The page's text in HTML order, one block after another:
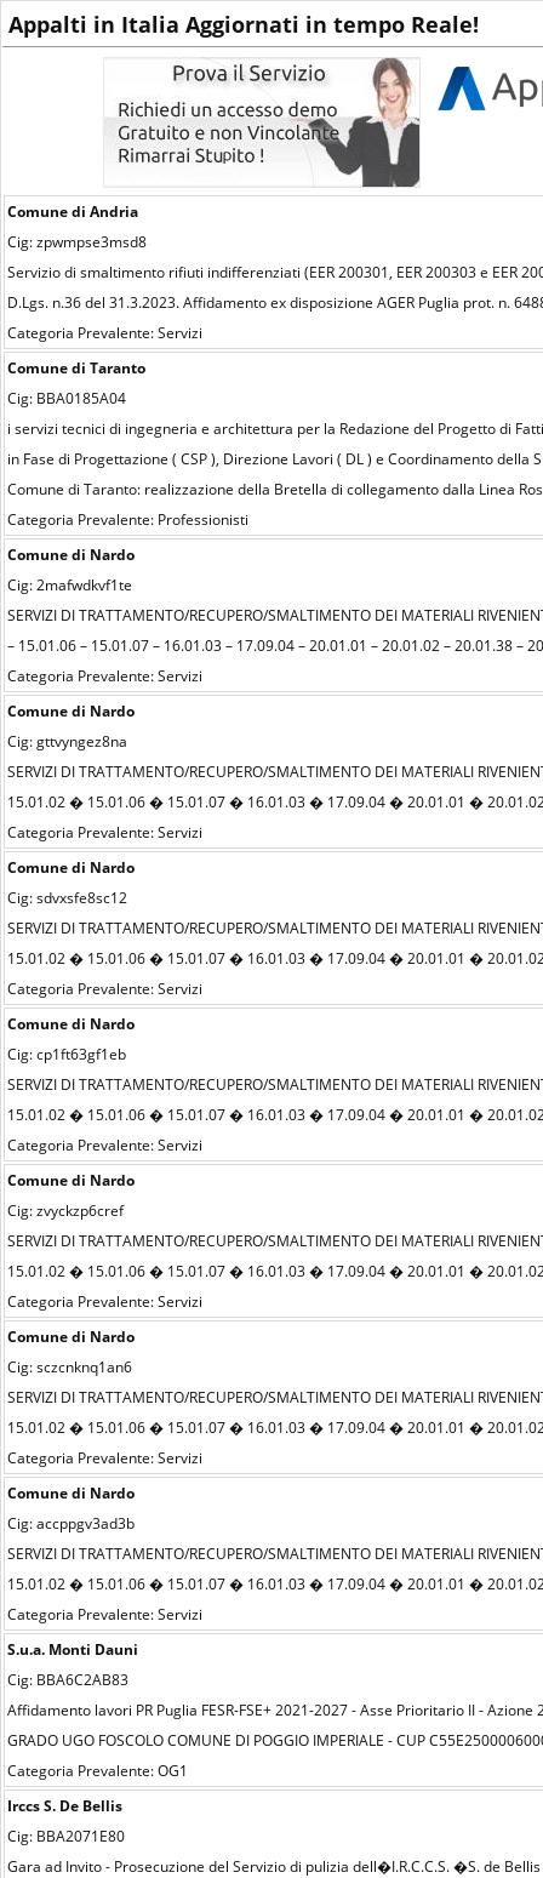
Appalti in Italia Aggiornati in tempo Reale!
Comune di Andria
Cig: zpwmpse3msd8
Servizio di smaltimento rifiuti indifferenziati (EER 200301, EER 200303 e EER
D.Lgs. n.36 del 31.3.2023. Affidamento ex disposizione AGER Puglia prot. n.
Categoria Prevalente: Servizi
Comune di Taranto
Cig: BBA0185A04
i servizi tecnici di ingegneria e architettura per la Redazione del Progetto di
in Fase di Progettazione ( CSP ), Direzione Lavori ( DL ) e Coordinamento
Comune di Taranto: realizzazione della Bretella di collegamento dalla Linea
Categoria Prevalente: Professionisti
Comune di Nardo
Cig: 2mafwdkvf1te
SERVIZI DI TRATTAMENTO/RECUPERO/SMALTIMENTO DEI MATERIALI
– 15.01.06 – 15.01.07 – 16.01.03 – 17.09.04 – 20.01.01 – 20.01.02 – 20.01.38 –
Categoria Prevalente: Servizi
Comune di Nardo
Cig: gttvyngez8na
SERVIZI DI TRATTAMENTO/RECUPERO/SMALTIMENTO DEI MATERIALI
15.01.02 � 15.01.06 � 15.01.07 � 16.01.03 � 17.09.04 � 20.01.01 �
Categoria Prevalente: Servizi
Comune di Nardo
Cig: sdvxsfe8sc12
SERVIZI DI TRATTAMENTO/RECUPERO/SMALTIMENTO DEI MATERIALI
15.01.02 � 15.01.06 � 15.01.07 � 16.01.03 � 17.09.04 � 20.01.01 �
Categoria Prevalente: Servizi
Comune di Nardo
Cig: cp1ft63gf1eb
SERVIZI DI TRATTAMENTO/RECUPERO/SMALTIMENTO DEI MATERIALI
15.01.02 � 15.01.06 � 15.01.07 � 16.01.03 � 17.09.04 � 20.01.01 �
Categoria Prevalente: Servizi
Comune di Nardo
Cig: zvyckzp6cref
SERVIZI DI TRATTAMENTO/RECUPERO/SMALTIMENTO DEI MATERIALI
15.01.02 � 15.01.06 � 15.01.07 � 16.01.03 � 17.09.04 � 20.01.01 �
Categoria Prevalente: Servizi
Comune di Nardo
Cig: sczcnknq1an6
SERVIZI DI TRATTAMENTO/RECUPERO/SMALTIMENTO DEI MATERIALI
15.01.02 � 15.01.06 � 15.01.07 � 16.01.03 � 17.09.04 � 20.01.01 �
Categoria Prevalente: Servizi
Comune di Nardo
Cig: accppgv3ad3b
SERVIZI DI TRATTAMENTO/RECUPERO/SMALTIMENTO DEI MATERIALI
15.01.02 � 15.01.06 � 15.01.07 � 16.01.03 � 17.09.04 � 20.01.01 �
Categoria Prevalente: Servizi
S.u.a. Monti Dauni
Cig: BBA6C2AB83
Affidamento lavori PR Puglia FESR-FSE+ 2021-2027 - Asse Prioritario II - Azione
GRADO UGO FOSCOLO COMUNE DI POGGIO IMPERIALE - CUP
Categoria Prevalente: OG1
Irccs S. De Bellis
Cig: BBA2071E80
Gara ad Invito - Prosecuzione del Servizio di pulizia dell�I.R.C.C.S. �S. de Bellis